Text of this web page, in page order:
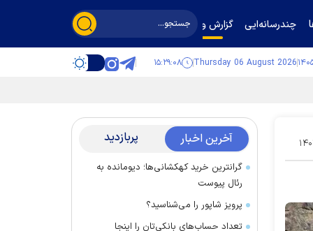
چندرسانه‌ایی گزارش و گفت‌وگو
Thursday 06 August 2026 ۱۵:۲۹:۱۰
۱۵ آخرین اخبار پربازدید
گرانترین خرید کهکشانی‌ها؛ دیومانده به
رئال پیوست
پرویز شاپور را می‌شناسید؟
تعداد حساب‌های بانکی‌تان را اینجا